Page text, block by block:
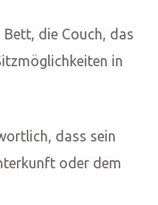
die Couch, das
in
dass sein
oder dem